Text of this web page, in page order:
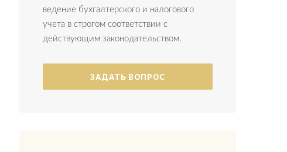
ведение бухгалтерского и налогового
учета в строгом соответствии с
действующим законодательством.
ЗАДАТЬ ВОПРОС